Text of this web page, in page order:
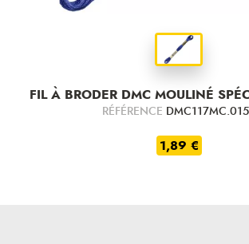
FIL À BRODER DMC MOULINÉ
RÉFÉRENCE
1,89 €